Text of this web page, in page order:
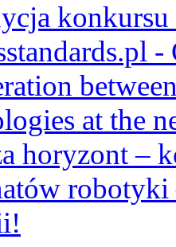
konkursu
at the
horyzont –